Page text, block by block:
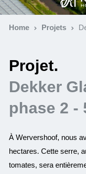
Home Projets
Projet.
Dekker
phase 2 -
À Wervershoof, nous
hectares. Cette serre,
tomates, sera